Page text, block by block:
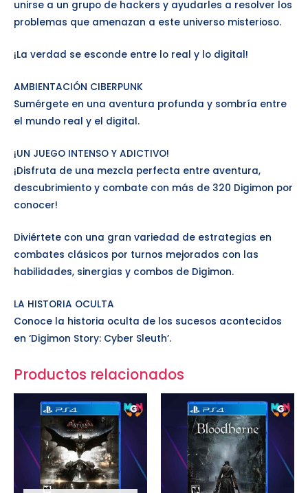
unirse a un grupo de hackers y ayudarles a resolver los
problemas que amenazan a este universo misterioso.
¡La verdad se esconde entre lo real y lo digital!
AMBIENTACIÓN CIBERPUNK
Sumérgete en una aventura profunda y sombría entre
el mundo real y el digital.
¡UN JUEGO INTENSO Y ADICTIVO!
¡Disfruta de una mezcla perfecta entre aventura,
descubrimiento y combate con más de 320 Digimon por
conocer!
Diviértete con una gran variedad de estrategias en
combates clásicos por turnos mejorados con las
habilidades, sinergias y combos de Digimon.
LA HISTORIA OCULTA
Conoce la historia oculta de los sucesos acontecidos
en ‘Digimon Story: Cyber Sleuth’.
Productos relacionados